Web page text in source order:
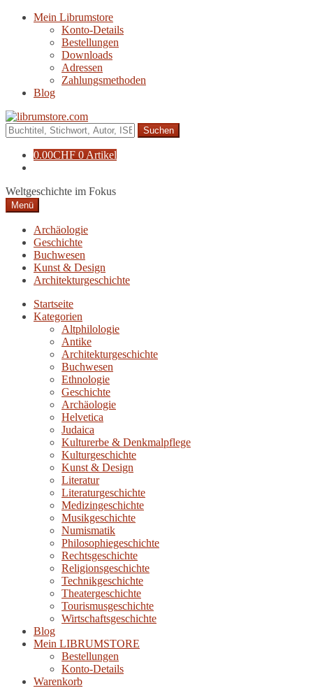
Navigation
Zum
Mein Librumstore
Konto-Details
Bestellungen
Downloads
Adressen
Zahlungsmethoden
Blog
Suche
nach:
0.00CHF 0 Artikel
Weltgeschichte im Fokus
Menü
Archäologie
Geschichte
Buchwesen
Kunst & Design
Architekturgeschichte
Startseite
Kategorien
Altphilologie
Antike
Architekturgeschichte
Buchwesen
Ethnologie
Geschichte
Archäologie
Helvetica
Judaica
Kulturerbe & Denkmalpflege
Kulturgeschichte
Kunst & Design
Literatur
Literaturgeschichte
Medizingeschichte
Musikgeschichte
Numismatik
Philosophiegeschichte
Rechtsgeschichte
Religionsgeschichte
Technikgeschichte
Theatergeschichte
Tourismusgeschichte
Wirtschaftsgeschichte
Blog
Mein LIBRUMSTORE
Bestellungen
Konto-Details
Warenkorb